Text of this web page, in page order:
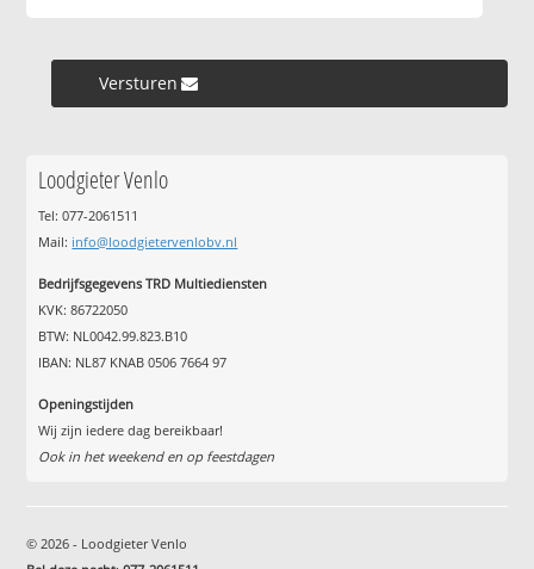
Versturen »
Loodgieter Venlo
Tel: 077-2061511
Mail: info@loodgietervenlobv.nl
Bedrijfsgegevens TRD Multiediensten
KVK: 86722050
BTW: NL0042.99.823.B10
IBAN: NL87 KNAB 0506 7664 97
Openingstijden
Wij zijn iedere dag bereikbaar!
Ook in het weekend en op feestdagen
© 2026 - Loodgieter Venlo